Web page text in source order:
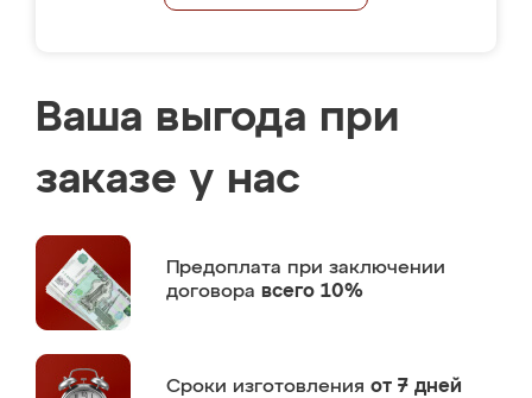
Ваша выгода при
заказе у нас
Предоплата при заключении
договора всего 10%
Сроки изготовления от 7 дней